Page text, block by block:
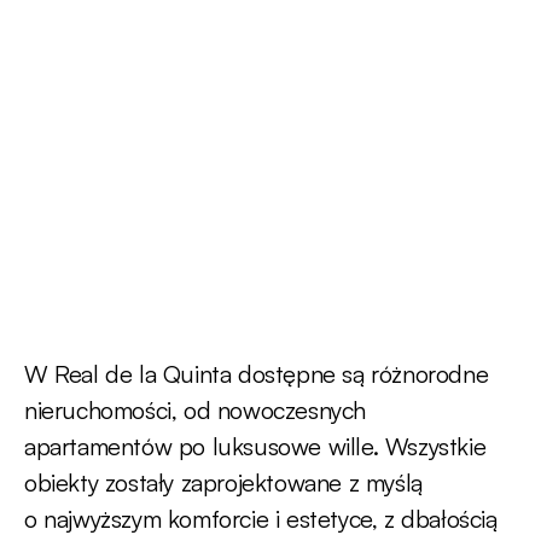
W Real de la Quinta dostępne są różnorodne
nieruchomości, od nowoczesnych
apartamentów po luksusowe wille. Wszystkie
obiekty zostały zaprojektowane z myślą
o najwyższym komforcie i estetyce, z dbałością